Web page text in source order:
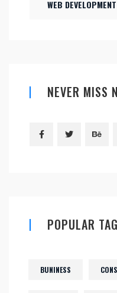
WEB DEVELOPMENT
NEVER MISS
POPULAR
BUNINESS